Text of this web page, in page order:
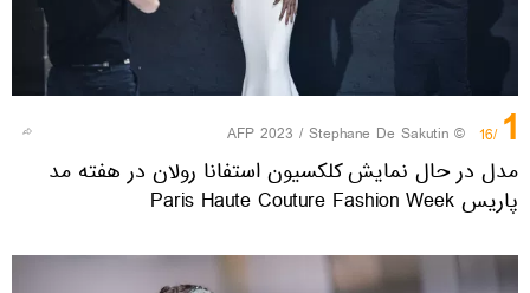
1
/16
© AFP 2023 / Stephane De Sakutin
مدل در حال نمایش کلکسیون استفانا رولان در هفته مد
پاریس Paris Haute Couture Fashion Week